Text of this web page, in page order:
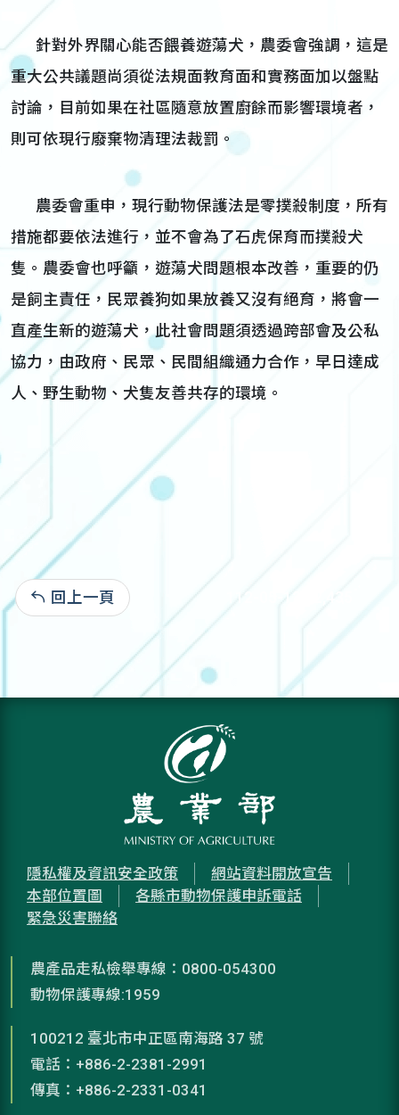
針對外界關心能否餵養遊蕩犬，農委會強調，這是
重大公共議題尚須從法規面教育面和實務面加以盤點
討論，目前如果在社區隨意放置廚餘而影響環境者，
則可依現行廢棄物清理法裁罰。
農委會重申，現行動物保護法是零撲殺制度，所有
措施都要依法進行，並不會為了石虎保育而撲殺犬
隻。農委會也呼籲，遊蕩犬問題根本改善，重要的仍
是飼主責任，民眾養狗如果放養又沒有絕育，將會一
直產生新的遊蕩犬，此社會問題須透過跨部會及公私
協力，由政府、民眾、民間組織通力合作，早日達成
人、野生動物、犬隻友善共存的環境。
回上一頁 112-05-12:12,435
隱私權及資訊安全政策
網站資料開放宣告
本部位置圖
各縣市動物保護申訴電話
緊急災害聯絡
農產品走私檢舉專線：0800-054300
動物保護專線:1959
100212 臺北市中正區南海路 37 號
電話：+886-2-2381-2991
傳真：+886-2-2331-0341